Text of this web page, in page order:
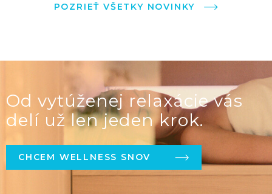
POZRIEŤ VŠETKY NOVINKY
Od vytúženej relaxácie vás
delí už len jeden krok.
CHCEM WELLNESS SNOV